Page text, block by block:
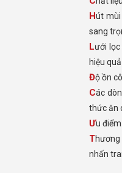
Hút mùi teka được làm bằng các nguyên vật liệu như Thép tăng cường độ chắc chắn cho máy bề mặt phủ sơn tĩnh điện. Inox giúp máy không han gỉ, Kính mang đến sự
sang
Lưới lọc của được làm bằng vật liệu Nhôm – Inox từ 3 đến 5 lớp tùy model máy. Khử mùi bằng Than hoạt tính loại bỏ 80% mùi thức ăn dư thùa sau khi đun nấu một cách
hiệu quả
Độ ồn
Các dòng sản phẩm của hút mùi Teka được sử dụng động cơ Turbin độ ồn thấp trung bình chỉ 49-56dB, công suất hút khỏe lên tới 1000m3/h giúp loại bỏ hoàn toàn mùi
thức ăn
Ưu
Thương hiệu cao cấp đến từ Châu Âu, thiết kế kiểu dáng mang lại tính thẩm cao. Ngoài việc công suất hút khỏe và chạy êm khi sử dụng. Máy hút mùi Teka còn là điểm
nhấn